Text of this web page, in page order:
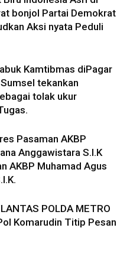
bonjol Partai Demokrat
Aksi nyata Peduli
Kamtibmas diPagar
tekankan
tolak ukur
Pasaman AKBP
Anggawistara S.I.K
AKBP Muhamad Agus
POLDA METRO
Komarudin Titip Pesan